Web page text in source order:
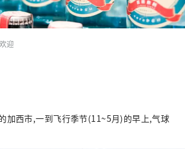
迎
加西市,一到飞行季节(11~5月)的早上,气球